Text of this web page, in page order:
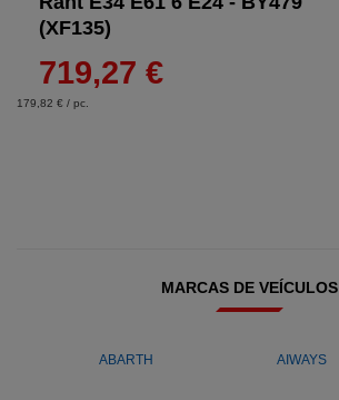
(XF135)
719,27 €
179,82 € / pc.
MARCAS DE VEÍCULOS
ABARTH AIWAYS